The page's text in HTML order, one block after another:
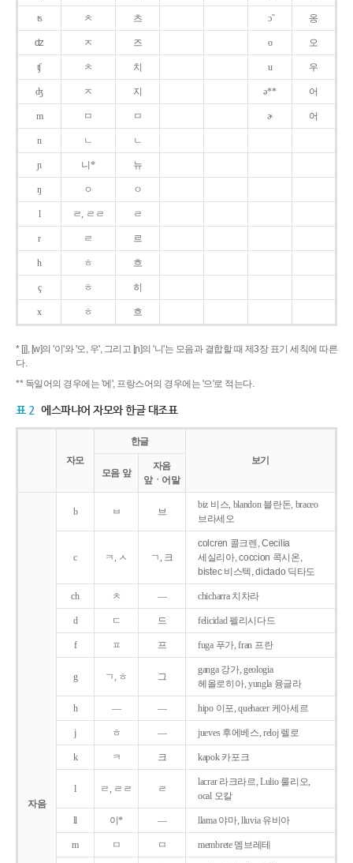
ʦ ㅊ 츠 ɔ̃ 옹
ʣ ㅈ 즈 o 오
ʧ ㅊ 치 u 우
ʤ ㅈ 지 ə** 어
m ㅁ ㅁ ɚ 어
n ㄴ ㄴ
ɲ 니* 뉴
ŋ ㅇ ㅇ
l ㄹ, ㄹㄹ ㄹ
r ㄹ 르
h ㅎ 흐
ç ㅎ 히
x ㅎ 흐
* [j], [w]의 '이'와 '오, 우', 그리고 [ɲ]의 '니'는 모음과 결합할 때 제3장 표기 세칙에 따른
다.
** 독일어의 경우에는 '에', 프랑스어의 경우에는 '으'로 적는다.
표 2 에스파냐어 자모와 한글 대조표
자모
한글
보기
모음 앞
자음
앞ㆍ어말
자음
b ㅂ 브
biz 비스, blandon 블란돈, braceo
브라세오
c ㅋ, ㅅ ㄱ, 크
colcren 콜크렌, Cecilia
세실리아, coccion 콕시온,
bistec 비스텍, dictado 딕타도
ch ㅊ ― chicharra 치차라
d ㄷ 드 felicidad 펠리시다드
f ㅍ 프 fuga 푸가, fran 프란
g ㄱ, ㅎ 그
ganga 강가, geologia
헤올로히아, yungla 융글라
h ― ― hipo 이포, quehacer 케아세르
j ㅎ ― jueves 후에베스, reloj 렐로
k ㅋ 크 kapok 카포크
l ㄹ, ㄹㄹ ㄹ
lacrar 라크라르, Lulio 룰리오,
ocal 오칼
ll 이* ― llama 야마, lluvia 유비아
m ㅁ ㅁ membrete 멤브레테